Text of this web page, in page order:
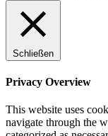
Schließen
Privacy Overview
This website uses
navigate through the